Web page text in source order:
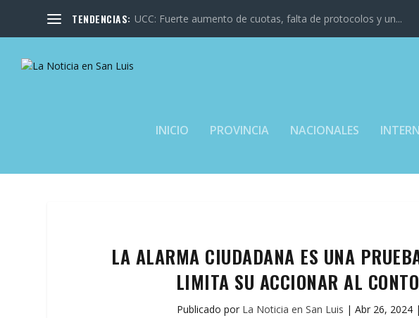
TENDENCIAS: UCC: Fuerte aumento de cuotas, falta de protocolos y un...
INICIO PROVINCIA NACIONALES
LA ALARMA CIUDADANA ES UNA
LIMITA SU ACCIONAR AL
Publicado por La Noticia en San Luis |Abr 26, 2024 |